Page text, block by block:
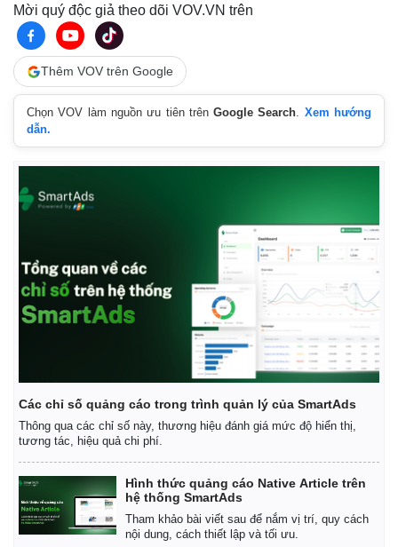
Pháp luật
Tư vấn luật
Quân sự - Quốc phòng
Vũ khí
Việt Nam
Phân tích
Mời quý độc giả theo dõi VOV.VN trên
Thêm VOV trên Google
Chọn VOV làm nguồn ưu tiên trênGoogle Search. Xem hướng
dẫn.
Các chỉ số quảng cáo trong trình quản lý của SmartAds
Thông qua các chỉ số này, thương hiệu đánh giá mức độ hiển thị,
tương tác, hiệu quả chi phí.
Hình thức quảng cáo Native Article trên
hệ thống SmartAds
Tham khảo bài viết sau để nắm vị trí, quy cách
nội dung, cách thiết lập và tối ưu.